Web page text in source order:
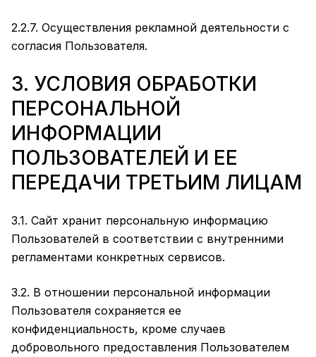
2.2.7. Осуществления рекламной деятельности с
согласия Пользователя.
3. УСЛОВИЯ ОБРАБОТКИ
ПЕРСОНАЛЬНОЙ
ИНФОРМАЦИИ
ПОЛЬЗОВАТЕЛЕЙ И ЕЕ
ПЕРЕДАЧИ ТРЕТЬИМ ЛИЦАМ
3.1. Сайт хранит персональную информацию
Пользователей в соответствии с внутренними
регламентами конкретных сервисов.
3.2. В отношении персональной информации
Пользователя сохраняется ее
конфиденциальность, кроме случаев
добровольного предоставления Пользователем